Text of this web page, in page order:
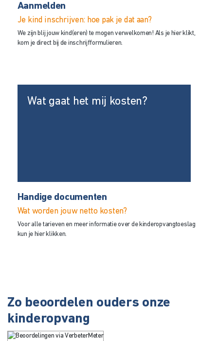
Aanmelden
Je kind inschrijven: hoe pak je dat aan?
We zijn blij jouw kind(eren) te mogen verwelkomen! Als je hier klikt,
kom je direct bij de inschrijfformulieren.
Wat gaat het mij kosten?
Handige documenten
Wat worden jouw netto kosten?
Voor alle tarieven en meer informatie over de kinderopvangtoeslag
kun je hier klikken.
Zo beoordelen ouders onze
kinderopvang